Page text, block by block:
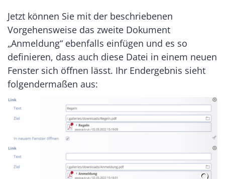
Jetzt können Sie mit der beschriebenen
Vorgehensweise das zweite Dokument
„Anmeldung“ ebenfalls einfügen und es so
definieren, dass auch diese Datei in einem neuen
Fenster sich öffnen lässt. Ihr Endergebnis sieht
folgendermaßen aus: